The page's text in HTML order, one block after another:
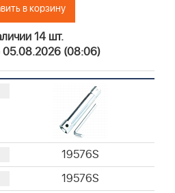
в корзину
14 шт.
(08:06)
19576S
19576S